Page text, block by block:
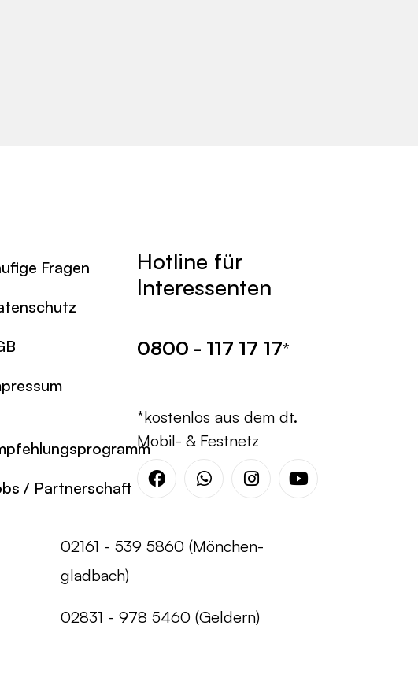
Fragen
/ Partnerschaft
Hotline für
Interessenten
0800 - 117 17 17*
*kostenlos aus dem dt.
Mobil- & Festnetz
FacebookWhatsappInstagramYoutube
02161 - 539 5860 (Mönchen-
gladbach)
02831 - 978 5460 (Geldern)